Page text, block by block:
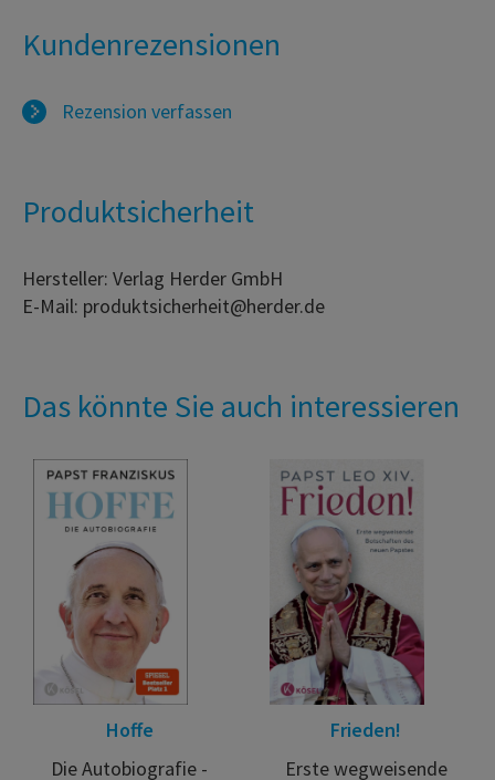
Kundenrezensionen
Rezension verfassen
Produktsicherheit
Hersteller: Verlag Herder GmbH
E-Mail: produktsicherheit@herder.de
Das könnte Sie auch interessieren
Hoffe
Die Autobiografie -
Frieden!
Erste wegweisende